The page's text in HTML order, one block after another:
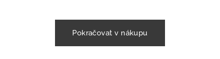
Pokračovat v nákupu